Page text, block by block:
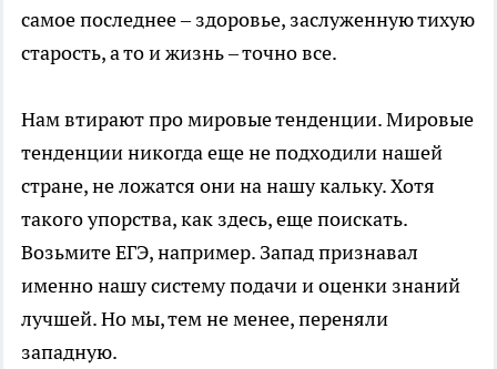
самое последнее – здоровье, заслуженную тихую
старость, а то и жизнь – точно все.
Нам втирают про мировые тенденции. Мировые
тенденции никогда еще не подходили нашей
стране, не ложатся они на нашу кальку. Хотя
такого упорства, как здесь, еще поискать.
Возьмите ЕГЭ, например. Запад признавал
именно нашу систему подачи и оценки знаний
лучшей. Но мы, тем не менее, переняли
западную.